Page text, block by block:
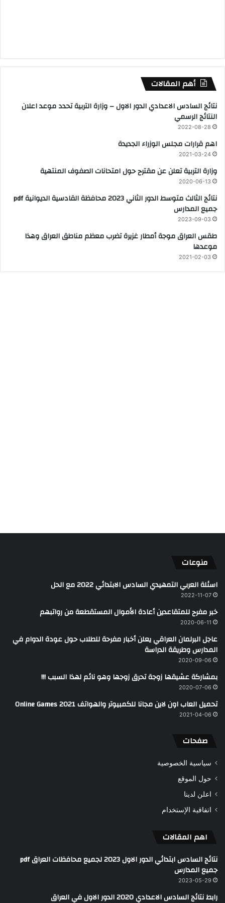
أهم المقالات
نتائج السادس الاعدادي الدور الاول – وزارة التربية تحدد موعد اعلان
النتائج الرسمي
2022-08-28
اهم قرارات مجلس الوزراء الجديدة
2021-03-24
وزارة التربية تعلن عن مقترح حول امتحانات الصفوف المنتهية
2020-06-13
نتائج الثالث متوسط الدور الثاني 2023 محافظة القادسية الديوانية pdf
جميع المدارس
2023-09-03
طقس العراق موجة أمطار غزيرة تضرب معظم مناطق العراق وهذا
موعدها
2021-02-03
منوعات
اسئلة العربي التمهيدي السادس الابتدائي 2022 مع الحل
2022-11-07
خبر مفرح للمتقاعدين أعادة الأموال المستقطعة من رواتبهم
2020-06-11
عاجل البرلمان العراقي يعلن أخبار مفرحة للطلاب حول عودة الدوام في
المدارس وطريقة الدراسة
2020-09-06
بمشاركة عشيقها زوجة تحرق زوجها وهو نائم لهذا السبب !!!
2020-07-06
تحميل العاب اون لاين مجانا للكمبيوتر والهواتف 2021 Online Games
2021-04-06
صفحات
سياسية الخصوصية
حول الموقع
اعلن لدينا
اتفاقية الإستخدام
اهم المقالات
نتائج السادس ابتدائي الدور الاول 2023 لجميع محافظات العراق pdf
جميع المدارس
2023-05-29
رابط نتائج السادس الاعدادي 2020 الدور الاول في العراق